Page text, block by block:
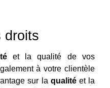
droits
et la qualité de vos
à votre clientèle
sur la qualitéet la